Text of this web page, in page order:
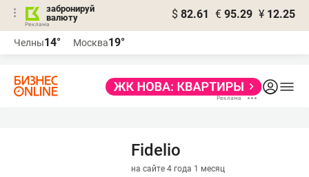
забронируй
валюту
$ 82.61 € 95.29 ¥ 12.25
Челны14° Москва19°
Fidelio
на сайте 4 года 1 месяц